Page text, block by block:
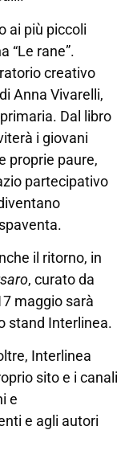
ai più piccoli
“Le rane”.
creativo
di Anna Vivarelli,
Dal libro
i giovani
proprie paure,
partecipativo
il ritorno, in
, curato da
maggio sarà
stand Interlinea.
Interlinea
sito e i canali
e
e agli autori